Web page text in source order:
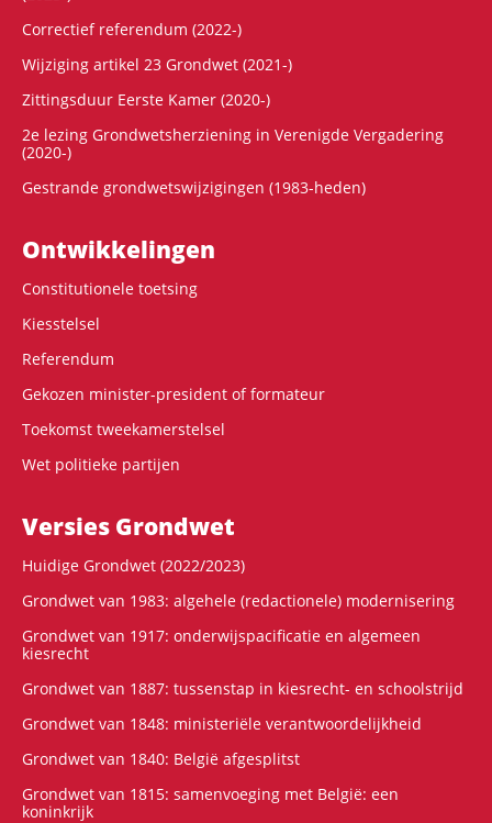
Correctief referendum (2022-)
Wijziging artikel 23 Grondwet (2021-)
Zittingsduur Eerste Kamer (2020-)
2e lezing Grondwetsherziening in Verenigde Vergadering
(2020-)
Gestrande grondwetswijzigingen (1983-heden)
Ontwikke­lingen
Constitutionele toetsing
Kiesstelsel
Referendum
Gekozen minister-president of formateur
Toekomst tweekamerstelsel
Wet politieke partijen
Versies Grondwet
Huidige Grondwet (2022/2023)
Grondwet van 1983: algehele (redactionele) modernisering
Grondwet van 1917: onderwijspacificatie en algemeen
kiesrecht
Grondwet van 1887: tussenstap in kiesrecht- en schoolstrijd
Grondwet van 1848: ministeriële verantwoordelijkheid
Grondwet van 1840: België afgesplitst
Grondwet van 1815: samenvoeging met België: een
koninkrijk